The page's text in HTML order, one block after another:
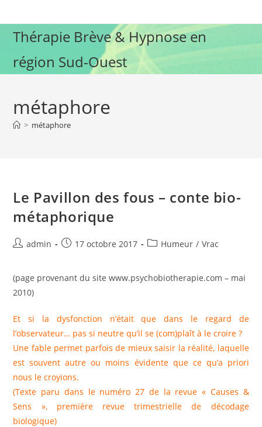
to
contentThérapie Brève & Hypnose en
région Sud-Ouest
métaphore
> métaphore
Le Pavillon des fous – conte bio-
métaphorique
Auteur/autrice
publication :
admin
Publication
17 octobre 2017
PostHumeur / Vrac
(page provenant du site www.psychobiotherapie.com – mai
2010)
Et si la dysfonction n’était que dans le regard de
l’observateur… pas si neutre qu’il se (com)plaît à le croire ?
Une fable permet parfois de mieux saisir la réalité, laquelle
est souvent autre ou moins évidente que ce qu’a priori
nous le croyions.
(Texte paru dans le numéro 27 de la revue « Causes &
Sens », première revue trimestrielle de décodage
biologique)